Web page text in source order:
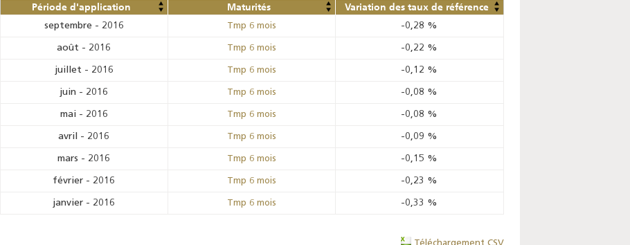
Période d'application Maturités Variation des taux de référence
septembre - 2016 Tmp 6 mois -0,28 %
août - 2016 Tmp 6 mois -0,22 %
juillet - 2016 Tmp 6 mois -0,12 %
juin - 2016 Tmp 6 mois -0,08 %
mai - 2016 Tmp 6 mois -0,08 %
avril - 2016 Tmp 6 mois -0,09 %
mars - 2016 Tmp 6 mois -0,15 %
février - 2016 Tmp 6 mois -0,23 %
janvier - 2016 Tmp 6 mois -0,33 %